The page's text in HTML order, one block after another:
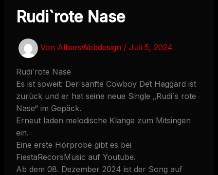
Rudi`rote Nase
Von AlbersWebdesign / Juli 5, 2024
Rudi`rote Nase
Es ist soweit: Der sanfte Cowboy Det Haggard ist
zurück und er hat seine neue Single „Rudi`s rote
Nase“ im Gepäck.
Erneut laden melodische Klänge zum Mitsingen
ein.
Eine erste Hörprobe gibt es bei
FiestaRecorsMusic auf Youtube.
Ab dem 08. Dezember 2024 ist der Song auf